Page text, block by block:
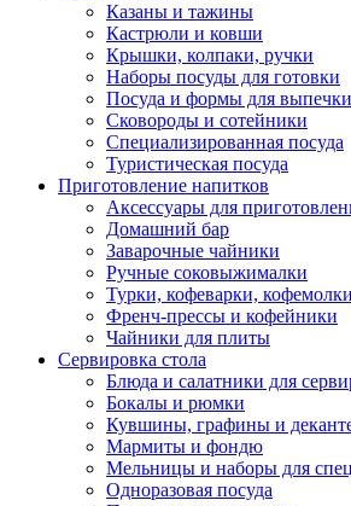
Казаны и тажины
Кастрюли и ковши
Крышки, колпаки, ручки
Наборы посуды для готовки
Посуда и формы для
Сковороды и сотейники
Специализированная посуда
Туристическая посуда
Приготовление напитков
Аксессуары для
Домашний бар
Заварочные чайники
Ручные соковыжималки
Турки, кофеварки, кофемолки
Френч-прессы и кофейники
Чайники для плиты
Сервировка стола
Блюда и салатники для
Бокалы и рюмки
Кувшины, графины и
Мармиты и фондю
Мельницы и наборы для
Одноразовая посуда